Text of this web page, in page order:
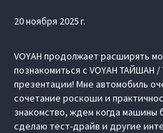
20 ноября 2025 г.
VOYAH продолжает расширять
познакомиться с VOYAH ТАЙШАН /
презентации! Мне автомобиль
сочетание роскоши и
знакомство, ждем когда машины
сделаю тест-драйв и другие